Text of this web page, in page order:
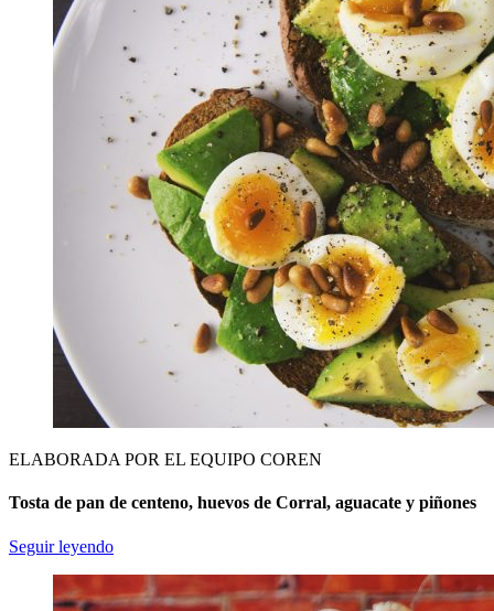
ELABORADA POR EL EQUIPO COREN
Tosta de pan de centeno, huevos de Corral, aguacate y piñones
Seguir leyendo